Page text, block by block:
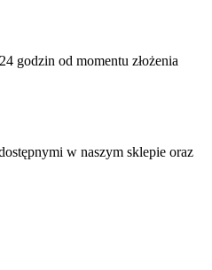
godzin od momentu złożenia
w naszym sklepie oraz